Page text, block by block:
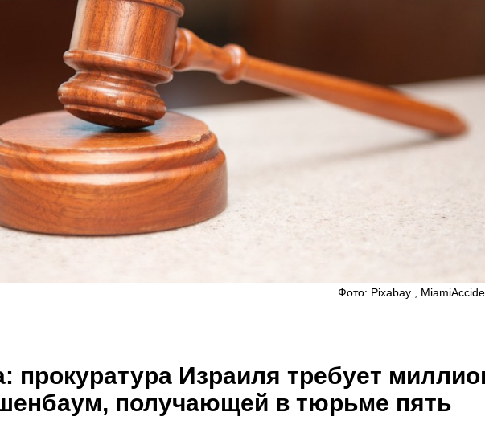
Фото: Pixabay ,
прокуратура Израиля требует
получающей в тюрьме пять